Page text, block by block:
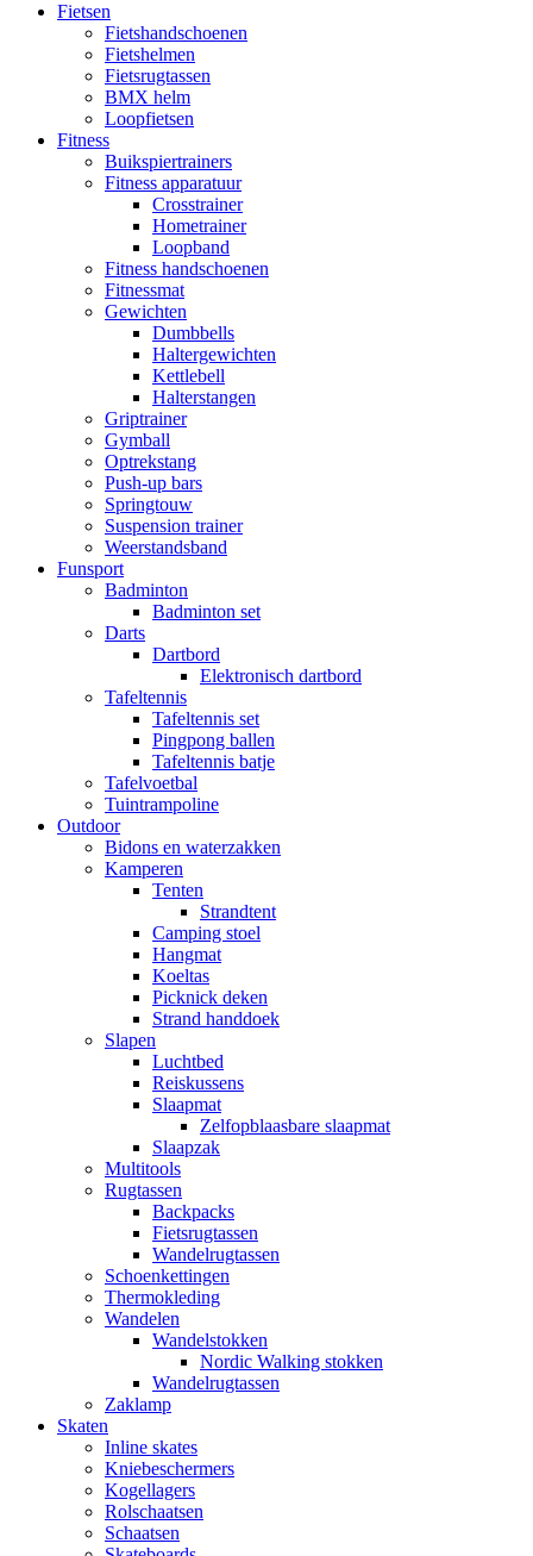
Fietsen
Fietshandschoenen
Fietshelmen
Fietsrugtassen
BMX helm
Loopfietsen
Fitness
Buikspiertrainers
Fitness apparatuur
Crosstrainer
Hometrainer
Loopband
Fitness handschoenen
Fitnessmat
Gewichten
Dumbbells
Haltergewichten
Kettlebell
Halterstangen
Griptrainer
Gymball
Optrekstang
Push-up bars
Springtouw
Suspension trainer
Weerstandsband
Funsport
Badminton
Badminton set
Darts
Dartbord
Elektronisch dartbord
Tafeltennis
Tafeltennis set
Pingpong ballen
Tafeltennis batje
Tafelvoetbal
Tuintrampoline
Outdoor
Bidons en waterzakken
Kamperen
Tenten
Strandtent
Camping stoel
Hangmat
Koeltas
Picknick deken
Strand handdoek
Slapen
Luchtbed
Reiskussens
Slaapmat
Zelfopblaasbare slaapmat
Slaapzak
Multitools
Rugtassen
Backpacks
Fietsrugtassen
Wandelrugtassen
Schoenkettingen
Thermokleding
Wandelen
Wandelstokken
Nordic Walking stokken
Wandelrugtassen
Zaklamp
Skaten
Inline skates
Kniebeschermers
Kogellagers
Rolschaatsen
Schaatsen